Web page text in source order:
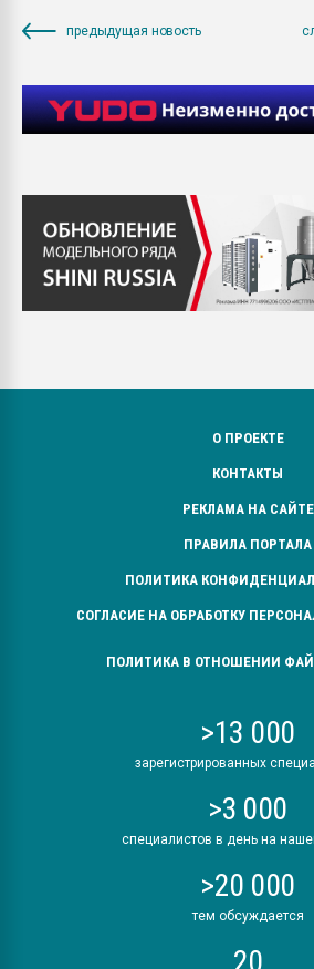
предыдущая новость
О ПРОЕКТЕ
КОНТАКТЫ
РЕКЛАМА НА САЙТЕ
ПРАВИЛА ПОРТАЛА
ПОЛИТИКА
СОГЛАСИЕ НА ОБРАБОТКУ
ПОЛИТИКА В ОТНОШЕНИИ
>13 000
зарегистрированных
>3 000
специалистов в день на
>20 000
тем обсуждается
20